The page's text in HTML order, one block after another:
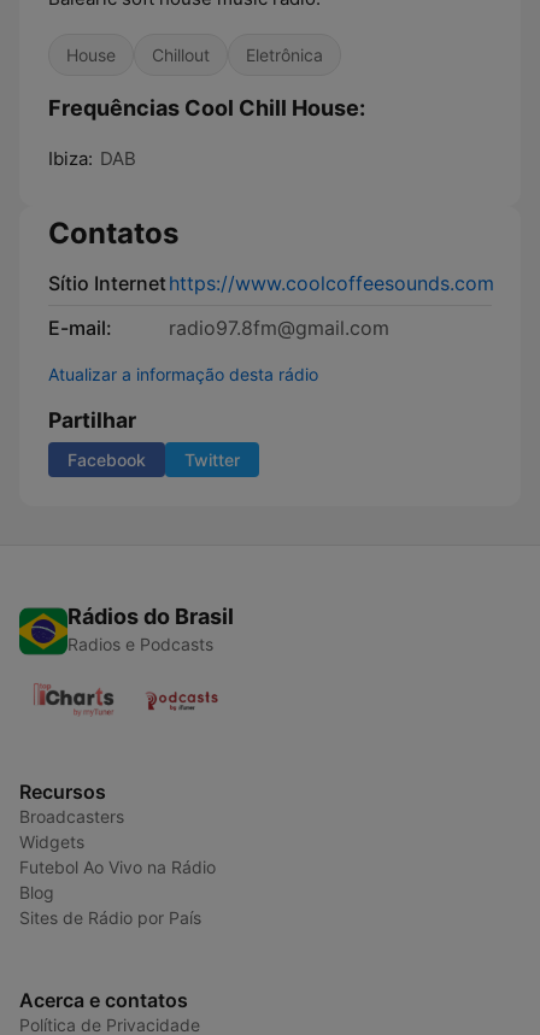
House Chillout Eletrônica
Frequências Cool Chill House:
Ibiza: DAB
Contatos
Sítio Internethttps://www.coolcoffeesounds.com
E-mail:
radio97.8fm@gmail.com
Atualizar a informação desta rádio
Partilhar
Facebook Twitter
Rádios do Brasil
Radios e Podcasts
Recursos
Broadcasters
Widgets
Futebol Ao Vivo na Rádio
Blog
Sites de Rádio por País
Acerca e contatos
Política de Privacidade